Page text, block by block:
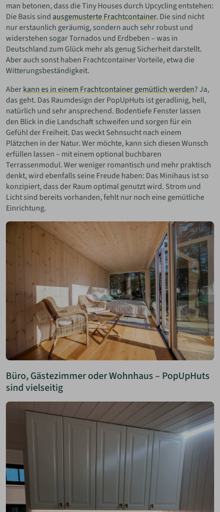
man betonen, dass die Tiny Houses durch Upcycling entstehen:
Die Basis sindausgemusterte Frachtcontainer. Die sind nicht
nur erstaunlich geräumig, sondern auch sehr robust und
widerstehen sogar Tornados und Erdbeben – was in
Deutschland zum Glück mehr als genug Sicherheit darstellt.
Aber auch sonst haben Frachtcontainer Vorteile, etwa die
Witterungsbeständigkeit.
Aberkann es in einem Frachtcontainer gemütlich werden? Ja,
das geht. Das Raumdesign der PopUpHuts ist geradlinig, hell,
natürlich und sehr ansprechend. Bodentiefe Fenster lassen
den Blick in die Landschaft schweifen und sorgen für ein
Gefühl der Freiheit. Das weckt Sehnsucht nach einem
Plätzchen in der Natur. Wer möchte, kann sich diesen Wunsch
erfüllen lassen – mit einem optional buchbaren
Terrassenmodul. Wer weniger romantisch und mehr praktisch
denkt, wird ebenfalls seine Freude haben: Das Minihaus ist so
konzipiert, dass der Raum optimal genutzt wird. Strom und
Licht sind bereits vorhanden, fehlt nur noch eine gemütliche
Einrichtung.
Büro, Gästezimmer oder Wohnhaus – PopUpHuts
sind vielseitig